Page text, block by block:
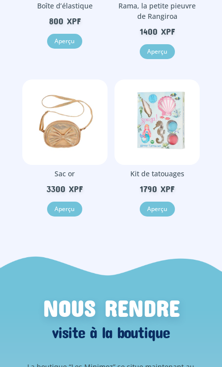
Boîte d’élastique
800 XPF
Aperçu
Rama, la petite pieuvre
de Rangiroa
1400 XPF
Aperçu
Sac or
3300XPF
Aperçu
Kit de tatouages
1790XPF
Aperçu
NOUS RENDRE
visite à la boutique